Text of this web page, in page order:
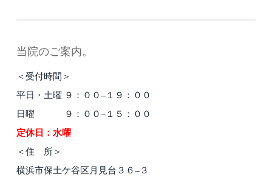
ビ
ゲ
ー
シ
ョ
ン
当院のご案内。
＜受付時間＞
平日・土曜 ９：００−１９：００
日曜 ９：００−１５：００
定休日：水曜
＜住 所＞
横浜市保土ケ谷区月見台３６−３